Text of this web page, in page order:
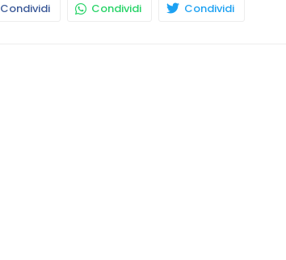
Condividi Condividi Condividi